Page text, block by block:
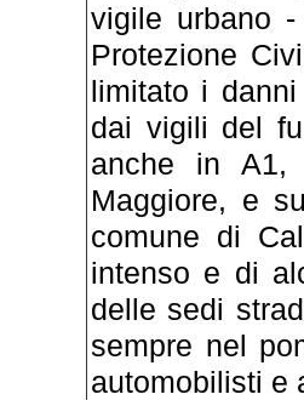
vigile urbano
Protezione
limitato i
dai vigili del
anche in A1,
Maggiore, e
comune di
intenso e di
delle sedi
sempre nel
automobilisti e